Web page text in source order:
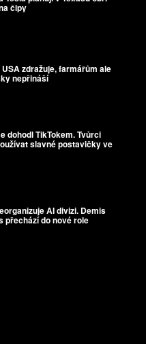
čipy
zdražuje, farmářům ale
nepřináší
dohodl TikTokem. Tvůrci
slavné postavičky ve
AI divizi. Demis
přechází do nové role